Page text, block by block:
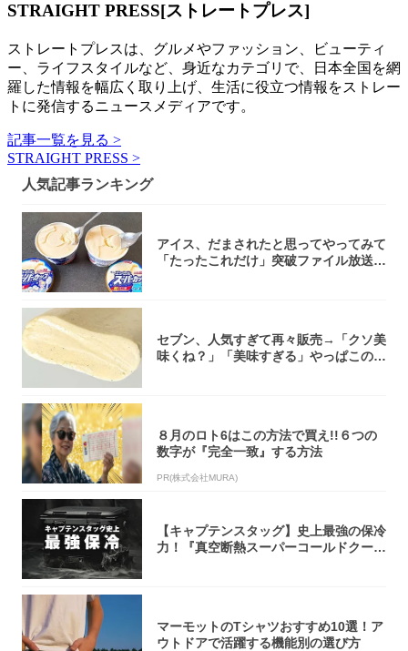
STRAIGHT PRESS[ストレートプレス]
ストレートプレスは、グルメやファッション、ビューティ
ー、ライフスタイルなど、身近なカテゴリで、日本全国を網
羅した情報を幅広く取り上げ、生活に役立つ情報をストレー
トに発信するニュースメディアです。
記事一覧を見る >
STRAIGHT PRESS >
人気記事ランキング
アイス、だまされたと思ってやってみて
「たったこれだけ」突破ファイル放送で
セブン、人気すぎて再々販売→「クソ美
味くね？」「美味すぎる」やっぱこのク
８月のロト6はこの方法で買え!!６つの
数字が『完全一致』する方法
PR(株式会社MURA)
【キャプテンスタッグ】史上最強の保冷
力！『真空断熱スーパーコールドクーラ
マーモットのTシャツおすすめ10選！ア
ウトドアで活躍する機能別の選び方